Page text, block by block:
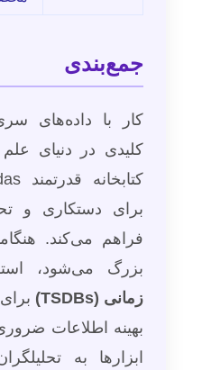
جمع‌بندی
کار با داده‌های
کلیدی در دنیای
برای دستکاری و
فراهم می‌کند.
بزرگ می‌شود،
زمانی (TSDBs)
بهینه اطلاعات
ابزارها به